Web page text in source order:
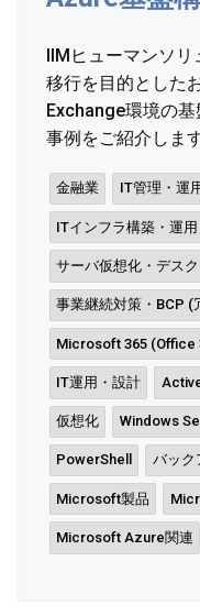
IIMヒューマンソ
移行を目的とした
Exchange環境の
事例をご紹介しま
金融業 IT管理・運
ITインフラ構築・運用
サーバ仮想化・デス
事業継続対策・BCP (
Microsoft 365 (Office
IT運用・設計
仮想化 Windows
PowerShell バック
Microsoft製品
Microsoft Azure関連